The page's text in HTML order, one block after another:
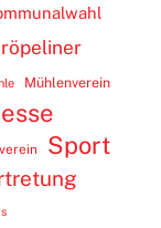
Mühlenverein
Sport